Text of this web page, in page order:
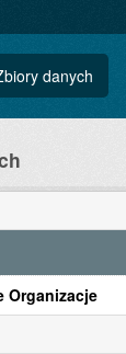
danych
Organizacje